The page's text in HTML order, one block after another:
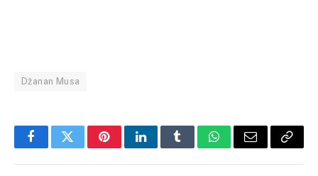
Džanan Musa
FacebookTwitterPinterestLinkedInTumblrWhatsApp
Email Copy